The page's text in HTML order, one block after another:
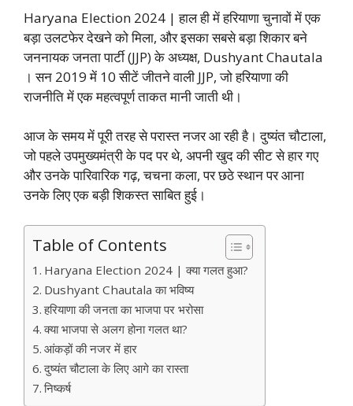
Haryana Election 2024 | हाल ही में हरियाणा चुनावों में एक
बड़ा उलटफेर देखने को मिला, और इसका सबसे बड़ा शिकार बने
जननायक जनता पार्टी (JJP) के अध्यक्ष, Dushyant Chautala
। सन 2019 में 10 सीटें जीतने वाली JJP, जो हरियाणा की
राजनीति में एक महत्वपूर्ण ताकत मानी जाती थी।
आज के समय में पूरी तरह से परास्त नजर आ रही है। दुष्यंत चौटाला,
जो पहले उपमुख्यमंत्री के पद पर थे, अपनी खुद की सीट से हार गए
और उनके पारिवारिक गढ़, चचना कला, पर छठे स्थान पर आना
उनके लिए एक बड़ी शिकस्त साबित हुई।
Table of Contents
Haryana Election 2024 | क्या गलत हुआ?
Dushyant Chautala का भविष्य
हरियाणा की जनता का भाजपा पर भरोसा
क्या भाजपा से अलग होना गलत था?
आंकड़ों की नजर में हार
दुष्यंत चौटाला के लिए आगे का रास्ता
निष्कर्ष